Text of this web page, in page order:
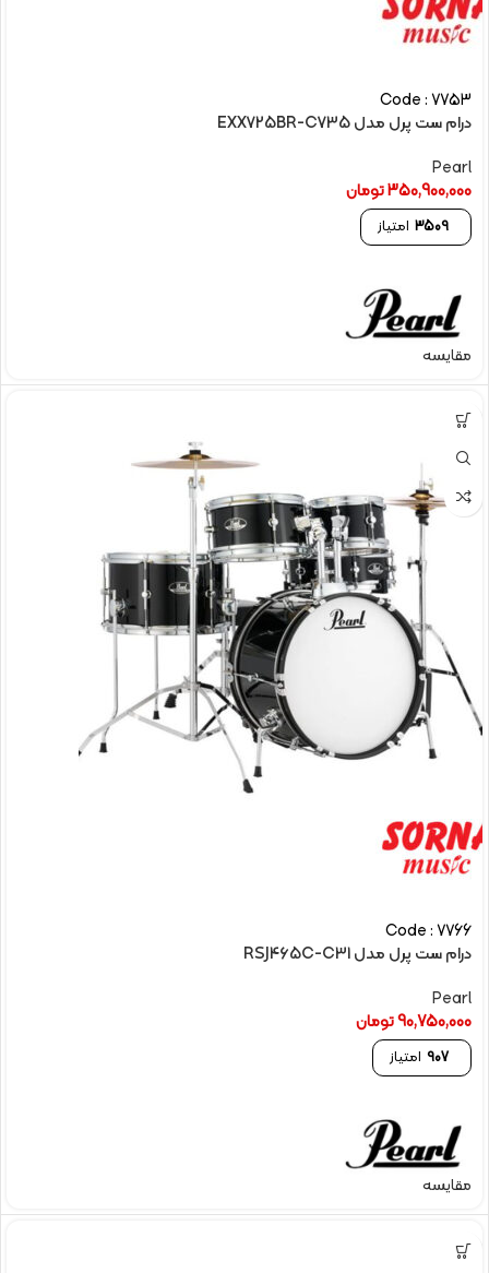
Code : 7753
درام ست پرل مدل EXX725BR-C735
Pearl
350,900,000تومان
3509 امتیاز
مقایسه
Code : 7766
درام ست پرل مدل RSJ465C-C31
Pearl
90,750,000تومان
907 امتیاز
مقایسه